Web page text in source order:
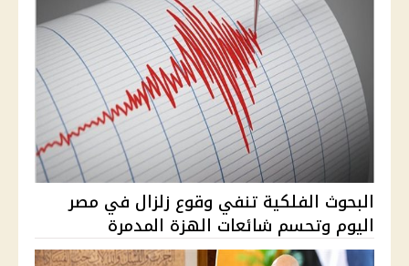
البحوث الفلكية تنفي وقوع زلزال في مصر
اليوم وتحسم شائعات الهزة المدمرة